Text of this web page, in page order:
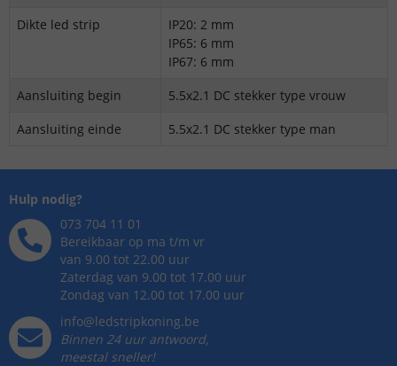
Dikte led strip
IP20: 2 mm
IP65: 6 mm
IP67: 6 mm
Aansluiting begin
5.5x2.1 DC stekker type vrouw
Aansluiting einde
5.5x2.1 DC stekker type man
Hulp nodig?
073 704 11 01
Bereikbaar op ma t/m vr
van 9.00 tot 22.00 uur
Zaterdag van 9.00 tot 17.00 uur
Zondag van 12.00 tot 17.00 uur
info@ledstripkoning.be
Binnen 24 uur antwoord,
meestal sneller!